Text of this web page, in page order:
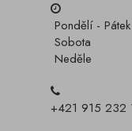
Pondělí - Pátek
Sobota
Neděle
+421 915 232